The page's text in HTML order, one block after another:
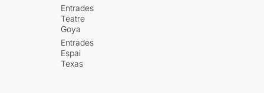
Entrades
Teatre
Goya
Entrades
Espai
Texas